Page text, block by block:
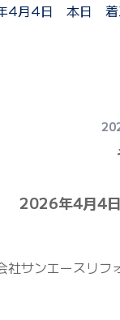
4月4日 本日 着
2026年4月4
サンエースリフ